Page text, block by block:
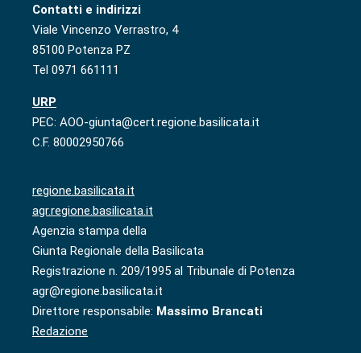
Contatti e indirizzi
Viale Vincenzo Verrastro, 4
85100 Potenza PZ
Tel 0971 661111
URP
PEC: AOO-giunta@cert.regione.basilicata.it
C.F. 80002950766
regione.basilicata.it
agr.regione.basilicata.it
Agenzia stampa della
Giunta Regionale della Basilicata
Registrazione n. 209/1995 al Tribunale di Potenza
agr@regione.basilicata.it
Direttore responsabile: Massimo Brancati
Redazione